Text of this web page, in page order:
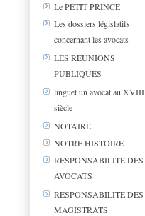
Le PETIT PRINCE
Les dossiers législatifs
concernant les avocats
LES REUNIONS
PUBLIQUES
linguet un avocat au XVIII
siècle
NOTAIRE
NOTRE HISTOIRE
RESPONSABILITE DES
AVOCATS
RESPONSABILITE DES
MAGISTRATS